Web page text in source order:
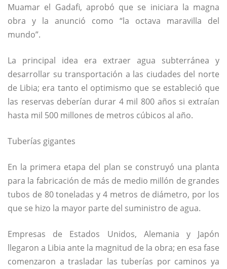
Muamar el Gadafi, aprobó que se iniciara la magna
obra y la anunció como “la octava maravilla del
mundo”.
La principal idea era extraer agua subterránea y
desarrollar su transportación a las ciudades del norte
de Libia; era tanto el optimismo que se estableció que
las reservas deberían durar 4 mil 800 años si extraían
hasta mil 500 millones de metros cúbicos al año.
Tuberías gigantes
En la primera etapa del plan se construyó una planta
para la fabricación de más de medio millón de grandes
tubos de 80 toneladas y 4 metros de diámetro, por los
que se hizo la mayor parte del suministro de agua.
Empresas de Estados Unidos, Alemania y Japón
llegaron a Libia ante la magnitud de la obra; en esa fase
comenzaron a trasladar las tuberías por caminos ya